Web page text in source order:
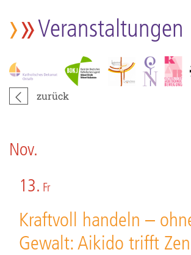
Veranstaltungen
zurück
Nov.
13. Fr
Kraftvoll handeln –
Gewalt: Aikido trifft Zen